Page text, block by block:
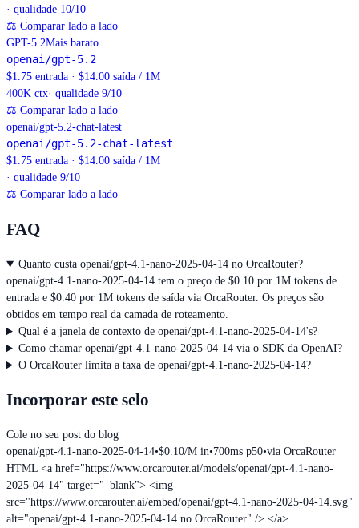
· qualidade 10/10
⚖ Comparar lado a lado
GPT-5.2Mais barato
openai/gpt-5.2
$1.75 entrada · $14.00 saída / 1M
400K ctx· qualidade 9/10
⚖ Comparar lado a lado
openai/gpt-5.2-chat-latest
openai/gpt-5.2-chat-latest
$1.75 entrada · $14.00 saída / 1M
· qualidade 9/10
⚖ Comparar lado a lado
FAQ
Quanto custa openai/gpt-4.1-nano-2025-04-14 no OrcaRouter?
openai/gpt-4.1-nano-2025-04-14 tem o preço de $0.10 por 1M tokens de
entrada e $0.40 por 1M tokens de saída via OrcaRouter. Os preços são
obtidos em tempo real da camada de roteamento.
Qual é a janela de contexto de openai/gpt-4.1-nano-2025-04-14's?
Como chamar openai/gpt-4.1-nano-2025-04-14 via o SDK da OpenAI?
O OrcaRouter limita a taxa de openai/gpt-4.1-nano-2025-04-14?
Incorporar este selo
Cole no seu post do blog
openai/gpt-4.1-nano-2025-04-14•$0.10/M in•700ms p50•via OrcaRouter
HTML <a href="https://www.orcarouter.ai/models/openai/gpt-4.1-nano-
2025-04-14" target="_blank"> <img
src="https://www.orcarouter.ai/embed/openai/gpt-4.1-nano-2025-04-14.svg"
alt="openai/gpt-4.1-nano-2025-04-14 no OrcaRouter" /> </a>